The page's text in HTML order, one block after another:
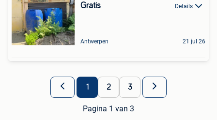
Gratis Details
Antwerpen 21 jul 26
1 2 3
Pagina 1 van 3